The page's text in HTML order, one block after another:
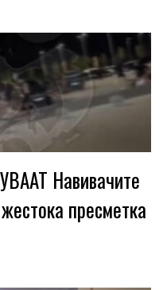
Навивачите
пресметка